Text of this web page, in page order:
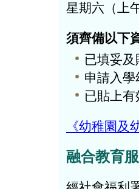
星期六（上
須齊備以下
已填妥
申請入
已貼上
《幼稚園及
融合教育